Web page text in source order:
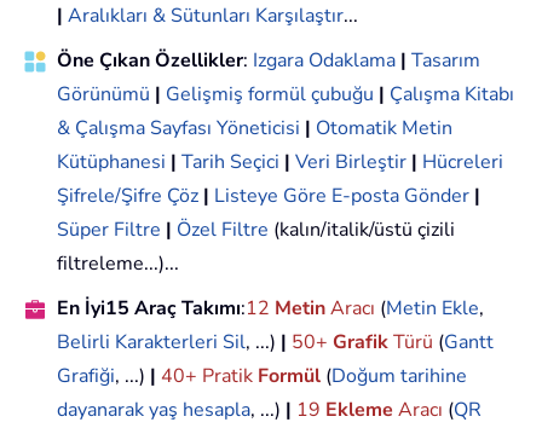
| Aralıkları & Sütunları Karşılaştır...
Öne Çıkan Özellikler: Izgara Odaklama | Tasarım
Görünümü | Gelişmiş formül çubuğu | Çalışma Kitabı
& Çalışma Sayfası Yöneticisi | Otomatik Metin
Kütüphanesi | Tarih Seçici | Veri Birleştir | Hücreleri
Şifrele/Şifre Çöz | Listeye Göre E-posta Gönder |
Süper Filtre | Özel Filtre (kalın/italik/üstü çizili
filtreleme...)...
En İyi15 Araç Takımı:12 MetinAracı (Metin Ekle,
Belirli Karakterleri Sil, ...) | 50+ GrafikTürü (Gantt
Grafiği, ...) | 40+ Pratik Formül (Doğum tarihine
dayanarak yaş hesapla, ...) | 19 Ekleme Aracı (QR